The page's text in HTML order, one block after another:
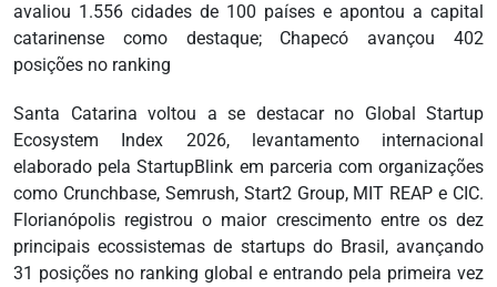
avaliou 1.556 cidades de 100 países e apontou a capital
catarinense como destaque; Chapecó avançou 402
posições no ranking
Santa Catarina voltou a se destacar no Global Startup
Ecosystem Index 2026, levantamento internacional
elaborado pela StartupBlink em parceria com organizações
como Crunchbase, Semrush, Start2 Group, MIT REAP e CIC.
Florianópolis registrou o maior crescimento entre os dez
principais ecossistemas de startups do Brasil, avançando
31 posições no ranking global e entrando pela primeira vez